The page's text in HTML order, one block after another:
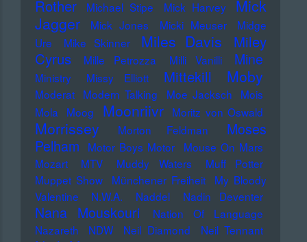
Rother
Michael Stipe Mick Harvey
Mick
Jagger
Mick Jones Micki Meuser
Midge
Ure
Mike Skinner Miles Davis
Miley
Cyrus
Mille Petrozza Milli Vanilli Mine
Ministry Missy Elliott Mittekill Moby
Moderat Modern Talking Moe Jacksch
Mois
Mola
Moog Moonriivr Moritz von Oswald
Morrissey Morton Feldman
Moses
Pelham
Motor Boys Motor
Mouse On Mars
Mozart
MTV Muddy Waters
Muff Potter
Muppet Show
Münchener Freiheit
My Bloody
Valentine
N.W.A. Naddel Nadin Deventer
Nana Mouskouri
Nation Of Language
Nazareth
NDW Neil Diamond Neil Tennant